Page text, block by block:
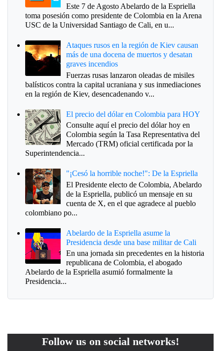
Este 7 de Agosto Abelardo de la Espriella
toma posesión como presidente de Colombia en la Arena
USC de la Universidad Santiago de Cali, en u...
Ataques rusos en la región de Kiev causan
más de una docena de muertos y desatan
graves incendios
Fuerzas rusas lanzaron oleadas de misiles
balísticos contra la capital ucraniana y sus inmediaciones
en la región de Kiev, desencadenando v...
El precio del dólar en Colombia para HOY
Consulte aquí el precio del dólar hoy en
Colombia según la Tasa Representativa del
Mercado (TRM) oficial certificada por la
Superintendencia...
"¡Cesó la horrible noche!": De la Espriella
El Presidente electo de Colombia, Abelardo
de la Espriella, publicó un mensaje en su
cuenta de X, en el que agradece al pueblo
colombiano po...
Abelardo de la Espriella asume la
Presidencia desde una base militar de Cali
En una jornada sin precedentes en la historia
republicana de Colombia, el abogado
Abelardo de la Espriella asumió formalmente la
Presidencia...
Follow us on social networks!